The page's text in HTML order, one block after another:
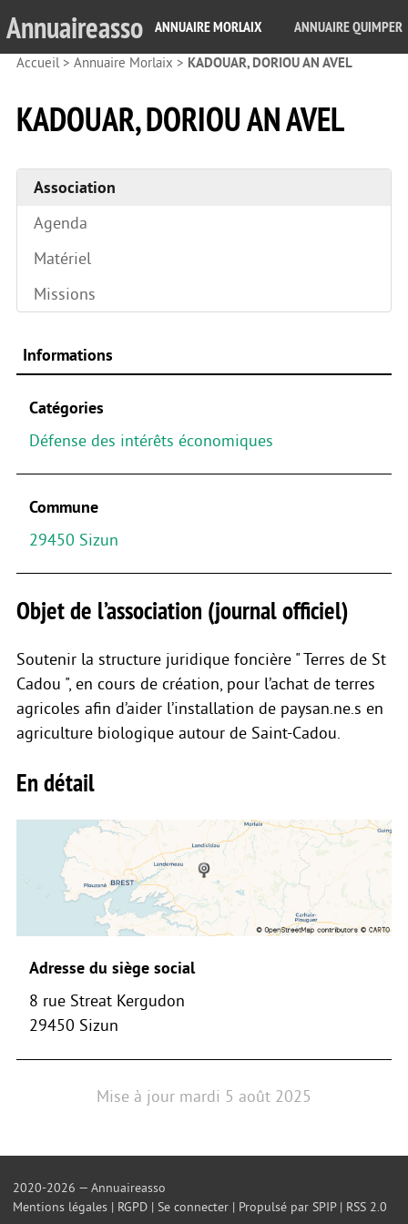
Annuaireasso ANNUAIRE MORLAIX ANNUAIRE QUIMPER
Accueil> Annuaire Morlaix > KADOUAR, DORIOU AN AVEL
KADOUAR, DORIOU AN AVEL
Association
Agenda
Matériel
Missions
Informations
Catégories
Défense des intérêts économiques
Commune
29450 Sizun
Objet de l’association (journal officiel)
Soutenir la structure juridique foncière " Terres de St
Cadou ", en cours de création, pour l’achat de terres
agricoles afin d’aider l’installation de paysan.ne.s en
agriculture biologique autour de Saint-Cadou.
En détail
Adresse du siège social
8 rue Streat Kergudon
29450 Sizun
Mise à jour mardi 5 août 2025
2020-2026 — Annuaireasso
Mentions légales | RGPD |Se connecter | Propulsé par SPIP| RSS 2.0